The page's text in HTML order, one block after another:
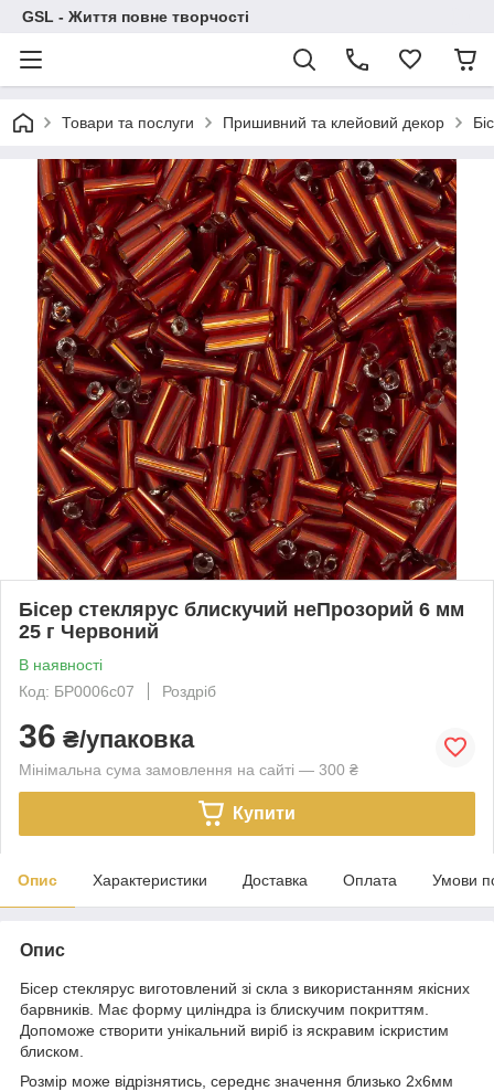
GSL - Життя повне творчості
Товари та послуги Пришивний та клейовий декор
Бісер стеклярус блискучий неПрозорий 6 мм
25 г Червоний
В наявності
Код: БР0006с07
Роздріб
36 ₴/упаковка
Мінімальна сума замовлення на сайті — 300 ₴
Купити
Опис Характеристики Доставка Оплата Умови
Опис
Бісер стеклярус виготовлений зі скла з використанням якісних
барвників. Має форму циліндра із блискучим покриттям.
Допоможе створити унікальний виріб із яскравим іскристим
блиском.
Розмір може відрізнятись, середнє значення близько 2х6мм